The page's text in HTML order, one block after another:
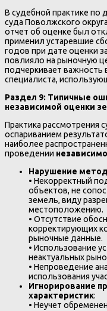
В судебной практике
суда Поволжского
отчет об оценке был
применил устаревшие
годов при дате оценки
повлияло на рыночную
подчеркивает важность
специалиста,
Раздел 9: Типичные
независимой оценки
Практика рассмотрения
оспариванием
наиболее
проведении
Нарушение
• Некорректный
объектов, не
земель, виду
местоположению.
• Отсутствие
корректирующих
рыночные данные.
• Использование
неактуальных
• Непроведение
использования
Игнорирование
характеристик:
• Неучет